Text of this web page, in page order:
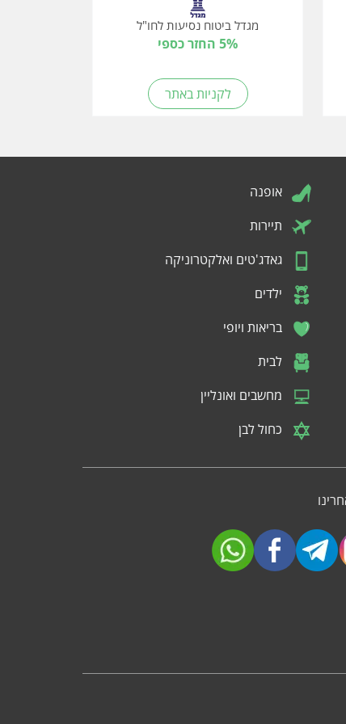
מגדל ביטוח נסיעות לחו"ל
5% החזר כספי
לקניות באתר
אופנה
תיירות
גאדג'טים ואלקטרוניקה
ילדים
בריאות ויופי
לבית
מחשבים ואונליין
כחול לבן